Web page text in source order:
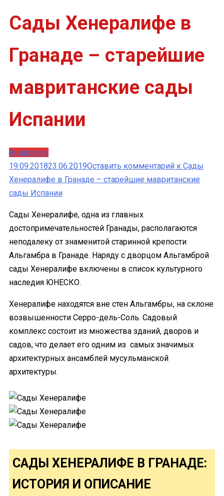
Сады Хенералифе в
Гранаде – старейшие
мавританские сады
Испании
Андалусия
19.09.201823.06.2019Оставить комментарий к Сады
Хенералифе в Гранаде – старейшие мавританские
сады Испании
Cады Хенералифе, одна из главных
достопримечательностей Гранады, располагаются
неподалеку от знаменитой старинной крепости
Альгамбра в Гранаде. Наряду с дворцом Альгамброй
сады Хенералифе включены в список культурного
наследия ЮНЕСКО.
Хенералифе находятся вне стен Альгамбры, на склоне
возвышенности Серро-дель-Соль. Садовый
комплекс состоит из множества зданий, дворов и
садов, что делает его одним из самых значимых
архитектурных ансамблей мусульманской
архитектуры.
САДЫ ХЕНЕРАЛИФЕ В ГРАНАДЕ:
ИСТОРИЯ И ОПИСАНИЕ